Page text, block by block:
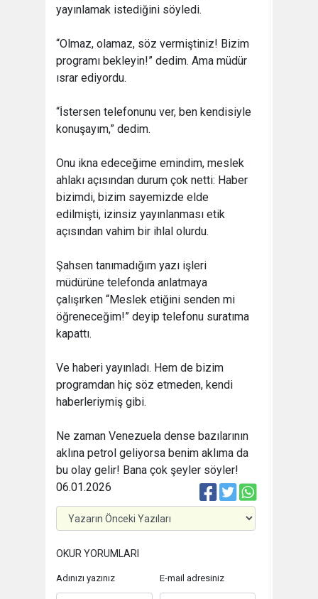
yayınlamak istediğini söyledi.
“Olmaz, olamaz, söz vermiştiniz! Bizim
programı bekleyin!” dedim. Ama müdür
ısrar ediyordu.
“İstersen telefonunu ver, ben kendisiyle
konuşayım,” dedim.
Onu ikna edeceğime emindim, meslek
ahlakı açısından durum çok netti: Haber
bizimdi, bizim sayemizde elde
edilmişti, izinsiz yayınlanması etik
açısından vahim bir ihlal olurdu.
Şahsen tanımadığım yazı işleri
müdürüne telefonda anlatmaya
çalışırken “Meslek etiğini senden mi
öğreneceğim!” deyip telefonu suratıma
kapattı.
Ve haberi yayınladı. Hem de bizim
programdan hiç söz etmeden, kendi
haberleriymiş gibi.
Ne zaman Venezuela dense bazılarının
aklına petrol geliyorsa benim aklıma da
bu olay gelir! Bana çok şeyler söyler!
06.01.2026
OKUR YORUMLARI
Adınızı yazınız E-mail adresiniz